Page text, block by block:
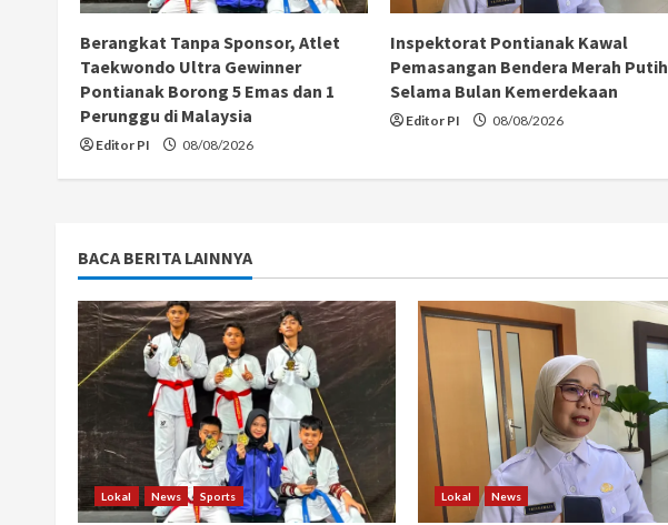
e
a
d
i
g
Berangkat Tanpa Sponsor, Atlet
Taekwondo Ultra Gewinner
Pontianak Borong 5 Emas dan 1
Perunggu di Malaysia
Editor PI 08/08/2026
Inspektorat Pontianak Kawal
Pemasangan Bendera Merah Putih
Selama Bulan Kemerdekaan
Editor PI 08/08/2026
BACA BERITA LAINNYA
Lokal News Sports Lokal News